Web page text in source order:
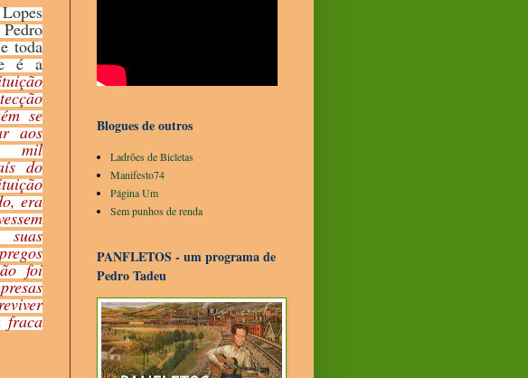
toda
é a
se
aos
mil
do
era
foi
fraca
Blogues de outros
Ladrões de Bicletas
Manifesto74
Página Um
Sem punhos de renda
PANFLETOS - um programa de
Pedro Tadeu